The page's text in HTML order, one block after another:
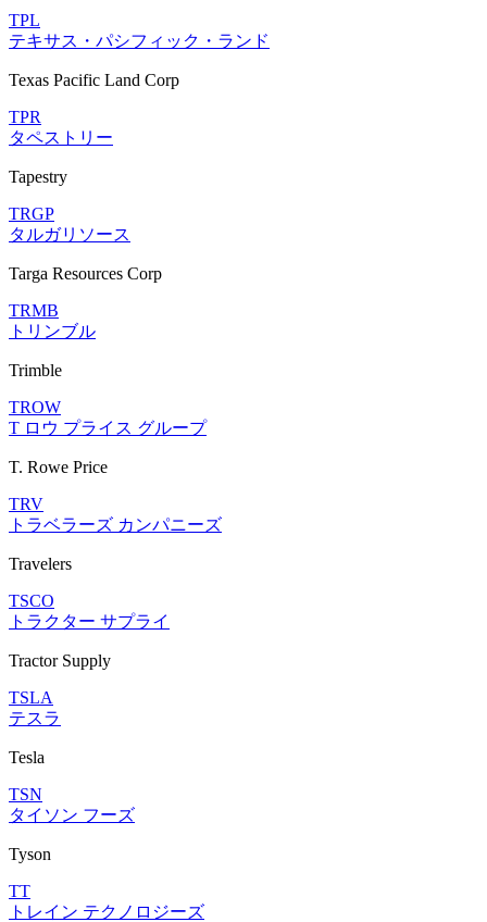
TPL
テキサス・パシフィック・ランド
Texas Pacific Land Corp
TPR
タペストリー
Tapestry
TRGP
タルガリソース
Targa Resources Corp
TRMB
トリンブル
Trimble
TROW
T ロウ プライス グループ
T. Rowe Price
TRV
トラベラーズ カンパニーズ
Travelers
TSCO
トラクター サプライ
Tractor Supply
TSLA
テスラ
Tesla
TSN
タイソン フーズ
Tyson
TT
トレイン テクノロジーズ